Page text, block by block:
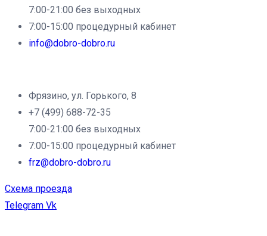
7:00-21:00 без выходных
7:00-15:00 процедурный кабинет
info@dobro-dobro.ru
Фрязино, ул. Горького, 8
+7 (499) 688-72-35
7:00-21:00 без выходных
7:00-15:00 процедурный кабинет
frz@dobro-dobro.ru
Схема проезда
Telegram Vk